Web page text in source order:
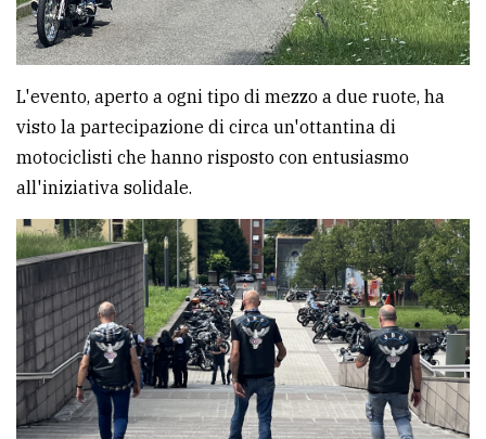
L'evento, aperto a ogni tipo di mezzo a due ruote, ha
visto la partecipazione di circa un'ottantina di
motociclisti che hanno risposto con entusiasmo
all'iniziativa solidale.